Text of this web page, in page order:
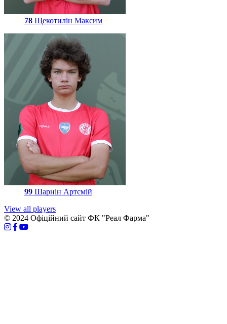
78 Щекотилін Максим
99 Шарнін Артємій
View all players
© 2024 Офіційний сайт ФК "Реал Фарма"